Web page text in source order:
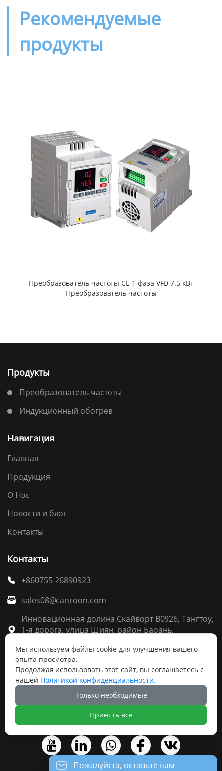
Пожалуйста, оставьте нам
Рекомендуемые
продукты
Преобразователь частоты CE 1 фаза VFD 7.5 кВт
Преобразователь частоты
Продукты
Преобразователь частоты
Индукционный обогрев
Навигация
Главная
Продукция
О Нас
Новости и блог
Контакты
Контакты
 +860755-26890923
 sales08@canroon.com

Инновационная долина Скайворт B0926, Тангтоу,
1-я дорога, улица Шиян, район Баоань,
Авторское право ©Шэньчжэньское ООО по
электрооборудования Канрун(Canroon)
    
Мы используем файлы cookie для улучшения вашего
опыта просмотра.
Продолжая использовать этот сайт, вы соглашаетесь с
нашей Политикой конфиденциальности.
Только необходимые
Принять все